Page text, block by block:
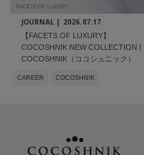
JOURNAL | 2026.07.17
【FACETS OF LUXURY】
COCOSHNIK NEW COLLECTION |
COCOSHNIK（ココシュニック）
CAREER COCOSHNIK